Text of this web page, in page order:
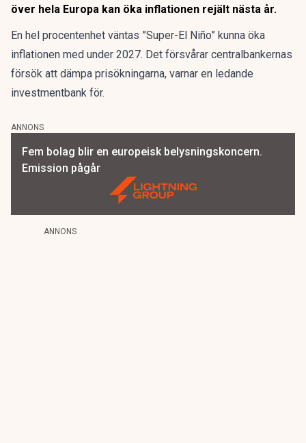
över hela Europa kan öka inflationen rejält nästa år.
En hel procentenhet väntas ”Super-El Niño” kunna öka
inflationen med under 2027. Det försvårar centralbankernas
försök att dämpa prisökningarna, varnar en ledande
investmentbank för.
ANNONS
Fem bolag blir en europeisk belysningskoncern.
Emission pågår
ANNONS